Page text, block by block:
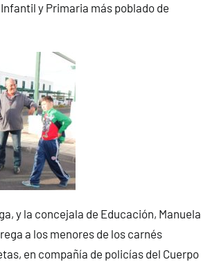
y Primaria más poblado de
y la concejala de Educación, Manuela
a los menores de los carnés
en compañía de policías del Cuerpo